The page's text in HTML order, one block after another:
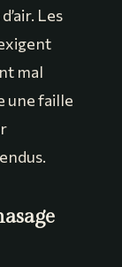
Les
mal
une faille